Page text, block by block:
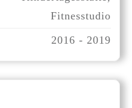
Fitnesstudio
2016 - 2019